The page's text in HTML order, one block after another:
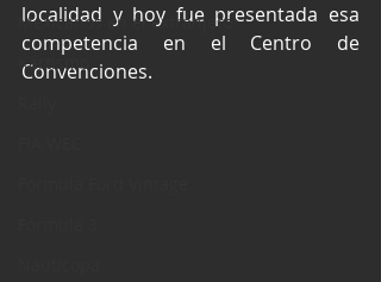
Mexicanos en el extranjero
Kartismo
localidad y hoy fue presentada esa
competencia en el Centro de
Convenciones.